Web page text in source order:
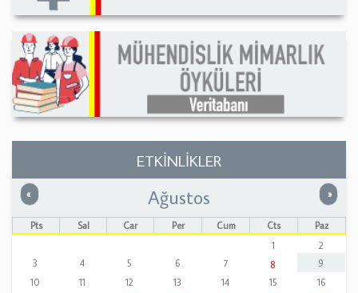
ETKİNLİKLER
« Önceki »
Ağustos
Pts Sal Çar Per Cum Cts
Paz
1
2
3
4 5 6 7 8
9
10
11 12 13 14 15
16